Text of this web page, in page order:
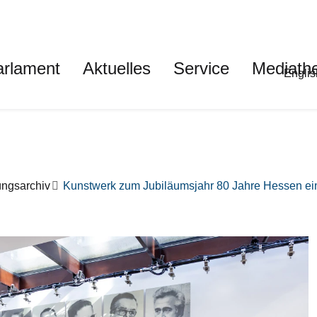
Aktuelles Service
Kunstwerk zum Jubiläumsjahr 80 Jahre Hessen